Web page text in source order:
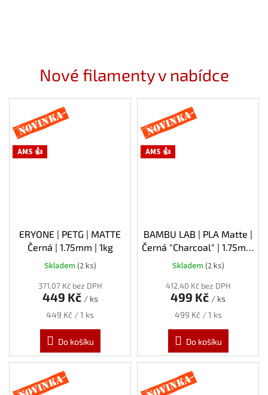
Nové filamenty v nabídce
Novinka
AMS 👍
ERYONE | PETG | MATTE
Černá | 1.75mm | 1kg
Skladem (2 ks)
371,07 Kč bez DPH
449 Kč / ks
Měrná
449 Kč / 1 ks
Do košíku
Novinka
AMS 👍
BAMBU LAB | PLA Matte |
Černá "Charcoal" | 1.75mm
| 1kg | Spool
Skladem (2 ks)
412,40 Kč bez DPH
499 Kč / ks
Měrná
499 Kč / 1 ks
Do košíku
Novinka Novinka